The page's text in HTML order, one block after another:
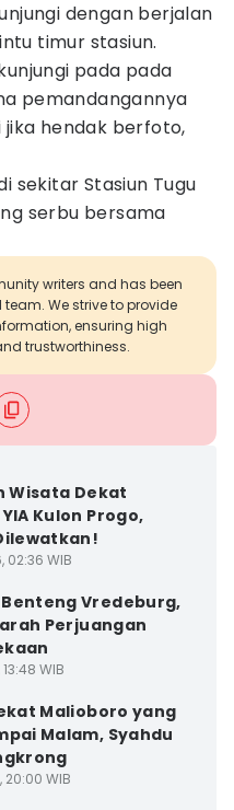
dengan berjalan
timur stasiun.
pada pada
pemandangannya
hendak berfoto,
sekitar Stasiun Tugu
serbu bersama
writers and has been
We strive to provide
ensuring high
trustworthiness.
Wisata Dekat
Kulon Progo,
02:36 WIB
Vredeburg,
Perjuangan
WIB
Malioboro yang
Malam, Syahdu
20:00 WIB